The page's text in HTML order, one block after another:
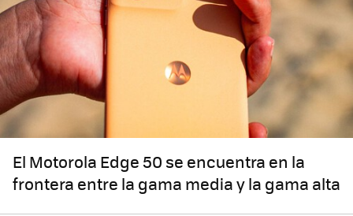
El Motorola Edge 50 se encuentra en la
frontera entre la gama media y la gama alta